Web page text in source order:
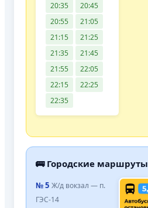
20:35
20:45
20:55
21:05
21:15
21:25
21:35
21:45
21:55
22:05
22:15
22:25
22:35
🚌 Городские маршруты
№ 5 Ж/д вокзал — п.
ГЭС-14